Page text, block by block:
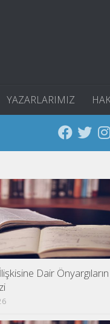
YAZARLARIMIZ
Dair Önyargıların